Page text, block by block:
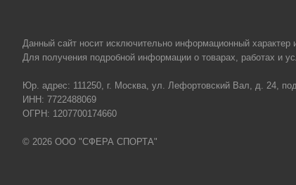
Данный сайт носит исключительно информационный
Для получения подробной информации о товарах, работах и
Юр. адрес: 111250, г. Москва, ул. Лефортовский Вал, д. 24,
ИНН: 7722488069
ОГРН: 1207700174660
© 2026 ООО "СФЕРА СПОРТА"